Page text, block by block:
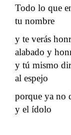
Todo lo que
tu nombre
y te verás
alabado y
y tú mismo
al espejo
porque ya no
y el ídolo